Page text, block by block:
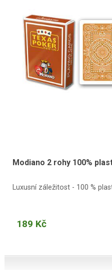
Modiano 2 rohy 100%
Luxusní záležitost - 100 %
189 Kč